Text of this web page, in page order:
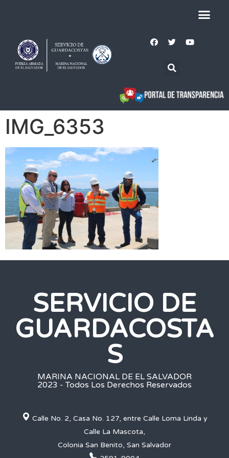
IMG_6353
SERVICIO DE
GUARDACOSTA
S
MARINA NACIONAL DE EL SALVADOR
2023 - Todos Los Derechos Reservados
Calle No. 2, Casa No. 127, entre Calle Loma Linda y
Calle La Mascota,
Colonia San Benito, San Salvador